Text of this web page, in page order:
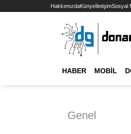
HakkımızdaKünyeİletişimSosyal
HABER MOBIL
Genel